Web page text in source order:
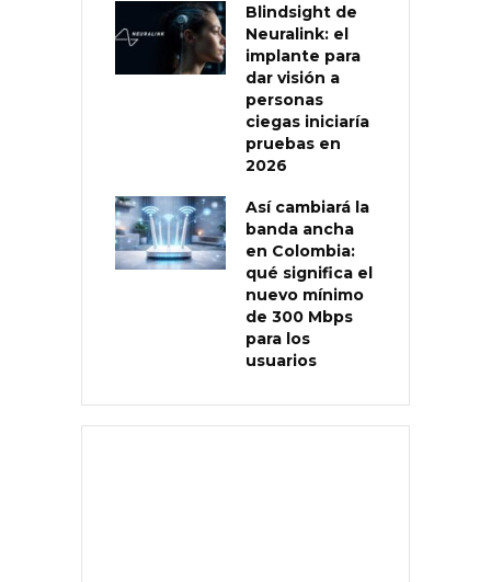
Blindsight de
Neuralink: el
implante para
dar visión a
personas
ciegas iniciaría
pruebas en
2026
Así cambiará la
banda ancha
en Colombia:
qué significa el
nuevo mínimo
de 300 Mbps
para los
usuarios